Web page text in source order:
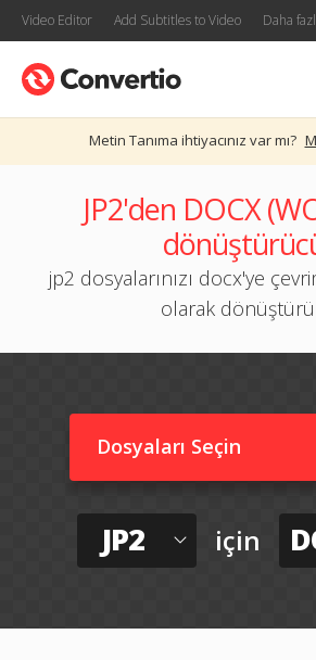
Video Editor Add Subtitles to Video Daha
Metin Tanıma ihtiyacınız var mı?
JP2'den DOCX
jp2 dosyalarınızı docx'ye
olarak
Dosyaları Seçin
JP2 için